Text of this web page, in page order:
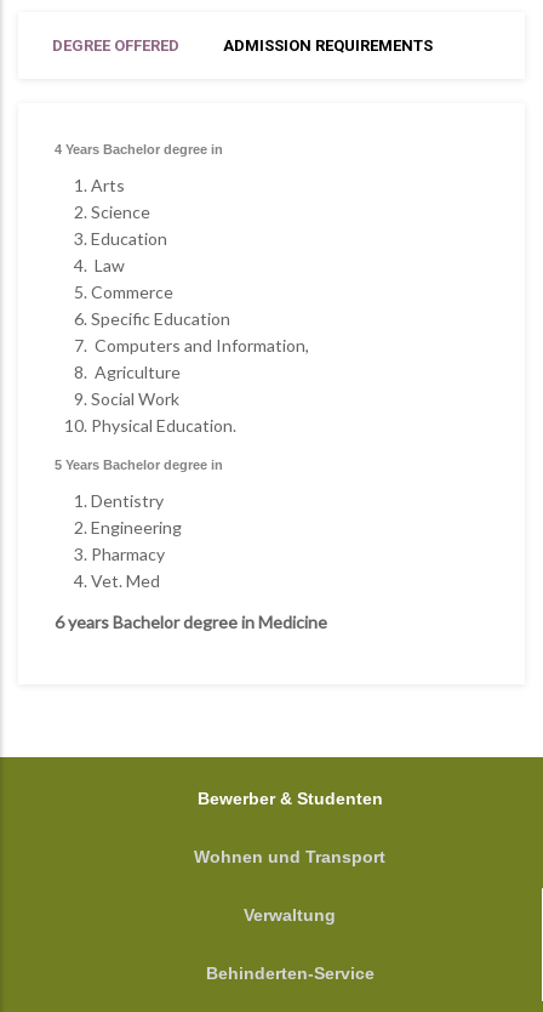
DEGREE OFFERED ADMISSION REQUIREMENTS
4 Years Bachelor degree in
Arts
Science
Education
Law
Commerce
Specific Education
Computers and Information,
Agriculture
Social Work
Physical Education.
5 Years Bachelor degree in
Dentistry
Engineering
Pharmacy
Vet. Med
6 years Bachelor degree in Medicine
FOOTER
Bewerber & Studenten
Wohnen und Transport
Verwaltung
Behinderten-Service